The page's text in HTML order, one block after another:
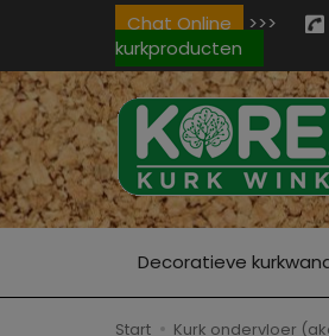
Chat Online >>>
kurkproducten
Decoratieve
Start Kurk ondervloer